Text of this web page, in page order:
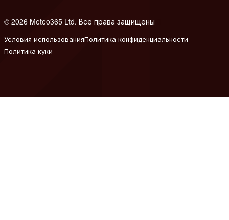
© 2026 Meteo365 Ltd. Все права защищены
Условия использованияПолитика конфиденциальности
Политика куки